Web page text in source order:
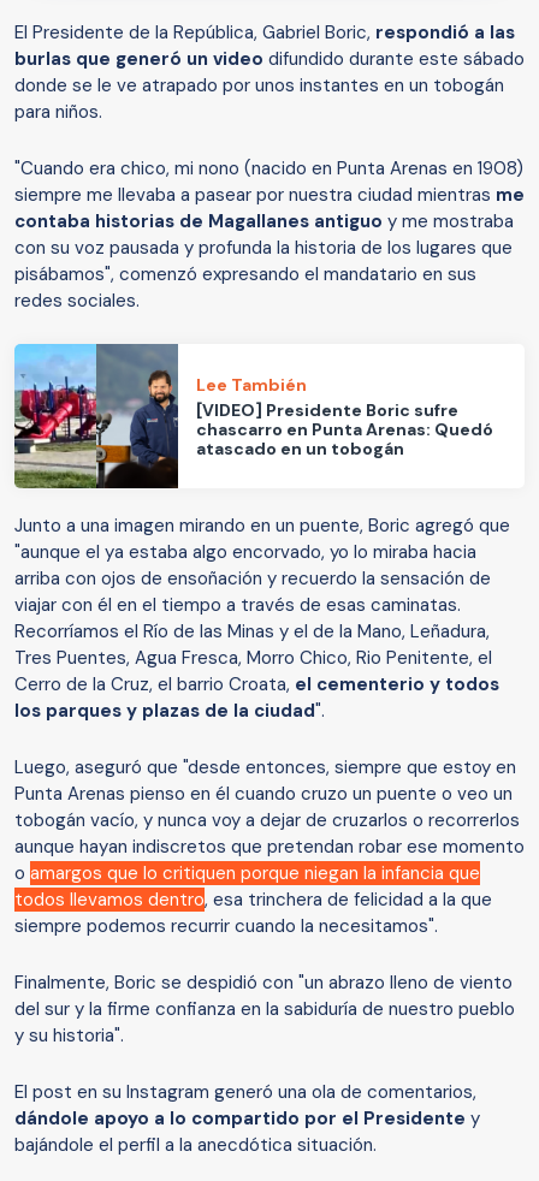
El Presidente de la República, Gabriel Boric, respondió a las
burlas que generó un video difundido durante este sábado
donde se le ve atrapado por unos instantes en un tobogán
para niños.
"Cuando era chico, mi nono (nacido en Punta Arenas en 1908)
siempre me llevaba a pasear por nuestra ciudad mientras me
contaba historias de Magallanes antiguo y me mostraba
con su voz pausada y profunda la historia de los lugares que
pisábamos", comenzó expresando el mandatario en sus
redes sociales.
Lee También
[VIDEO] Presidente Boric sufre
chascarro en Punta Arenas: Quedó
atascado en un tobogán
Junto a una imagen mirando en un puente, Boric agregó que
"aunque el ya estaba algo encorvado, yo lo miraba hacia
arriba con ojos de ensoñación y recuerdo la sensación de
viajar con él en el tiempo a través de esas caminatas.
Recorríamos el Río de las Minas y el de la Mano, Leñadura,
Tres Puentes, Agua Fresca, Morro Chico, Rio Penitente, el
Cerro de la Cruz, el barrio Croata, el cementerio y todos
los parques y plazas de la ciudad".
Luego, aseguró que "desde entonces, siempre que estoy en
Punta Arenas pienso en él cuando cruzo un puente o veo un
tobogán vacío, y nunca voy a dejar de cruzarlos o recorrerlos
aunque hayan indiscretos que pretendan robar ese momento
o amargos que lo critiquen porque niegan la infancia que
todos llevamos dentro, esa trinchera de felicidad a la que
siempre podemos recurrir cuando la necesitamos".
Finalmente, Boric se despidió con "un abrazo lleno de viento
del sur y la firme confianza en la sabiduría de nuestro pueblo
y su historia".
El post en su Instagram generó una ola de comentarios,
dándole apoyo a lo compartido por el Presidente y
bajándole el perfil a la anecdótica situación.